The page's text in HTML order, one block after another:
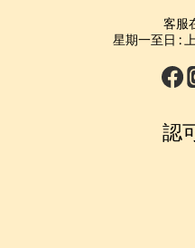
客服
星期一至日 :
認